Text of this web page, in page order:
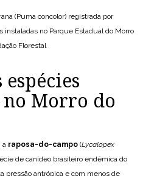
(Puma concolor) registrada por
instaladas no Parque Estadual do Morro
Florestal
espécies
Morro do
a raposa-do-campo (Lycalopex
de canídeo brasileiro endêmica do
pressão antrópica e com menos de